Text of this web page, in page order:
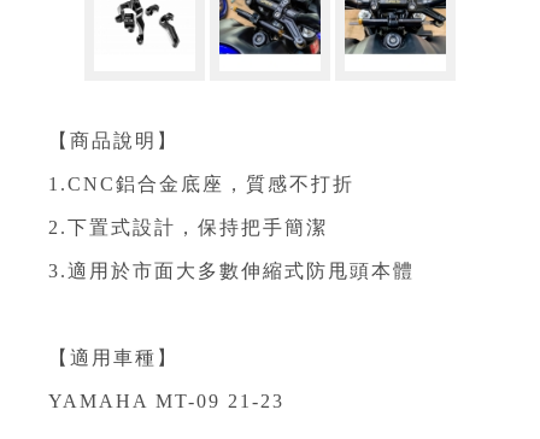
【商品說明】
1.CNC鋁合金底座，質感不打折
2.下置式設計，保持把手簡潔
3.適用於市面大多數伸縮式防甩頭本體
​【適用車種】
YAMAHA MT-09 21-23